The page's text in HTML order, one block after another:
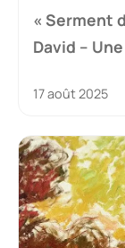
« Serment
David –
17 août 2025